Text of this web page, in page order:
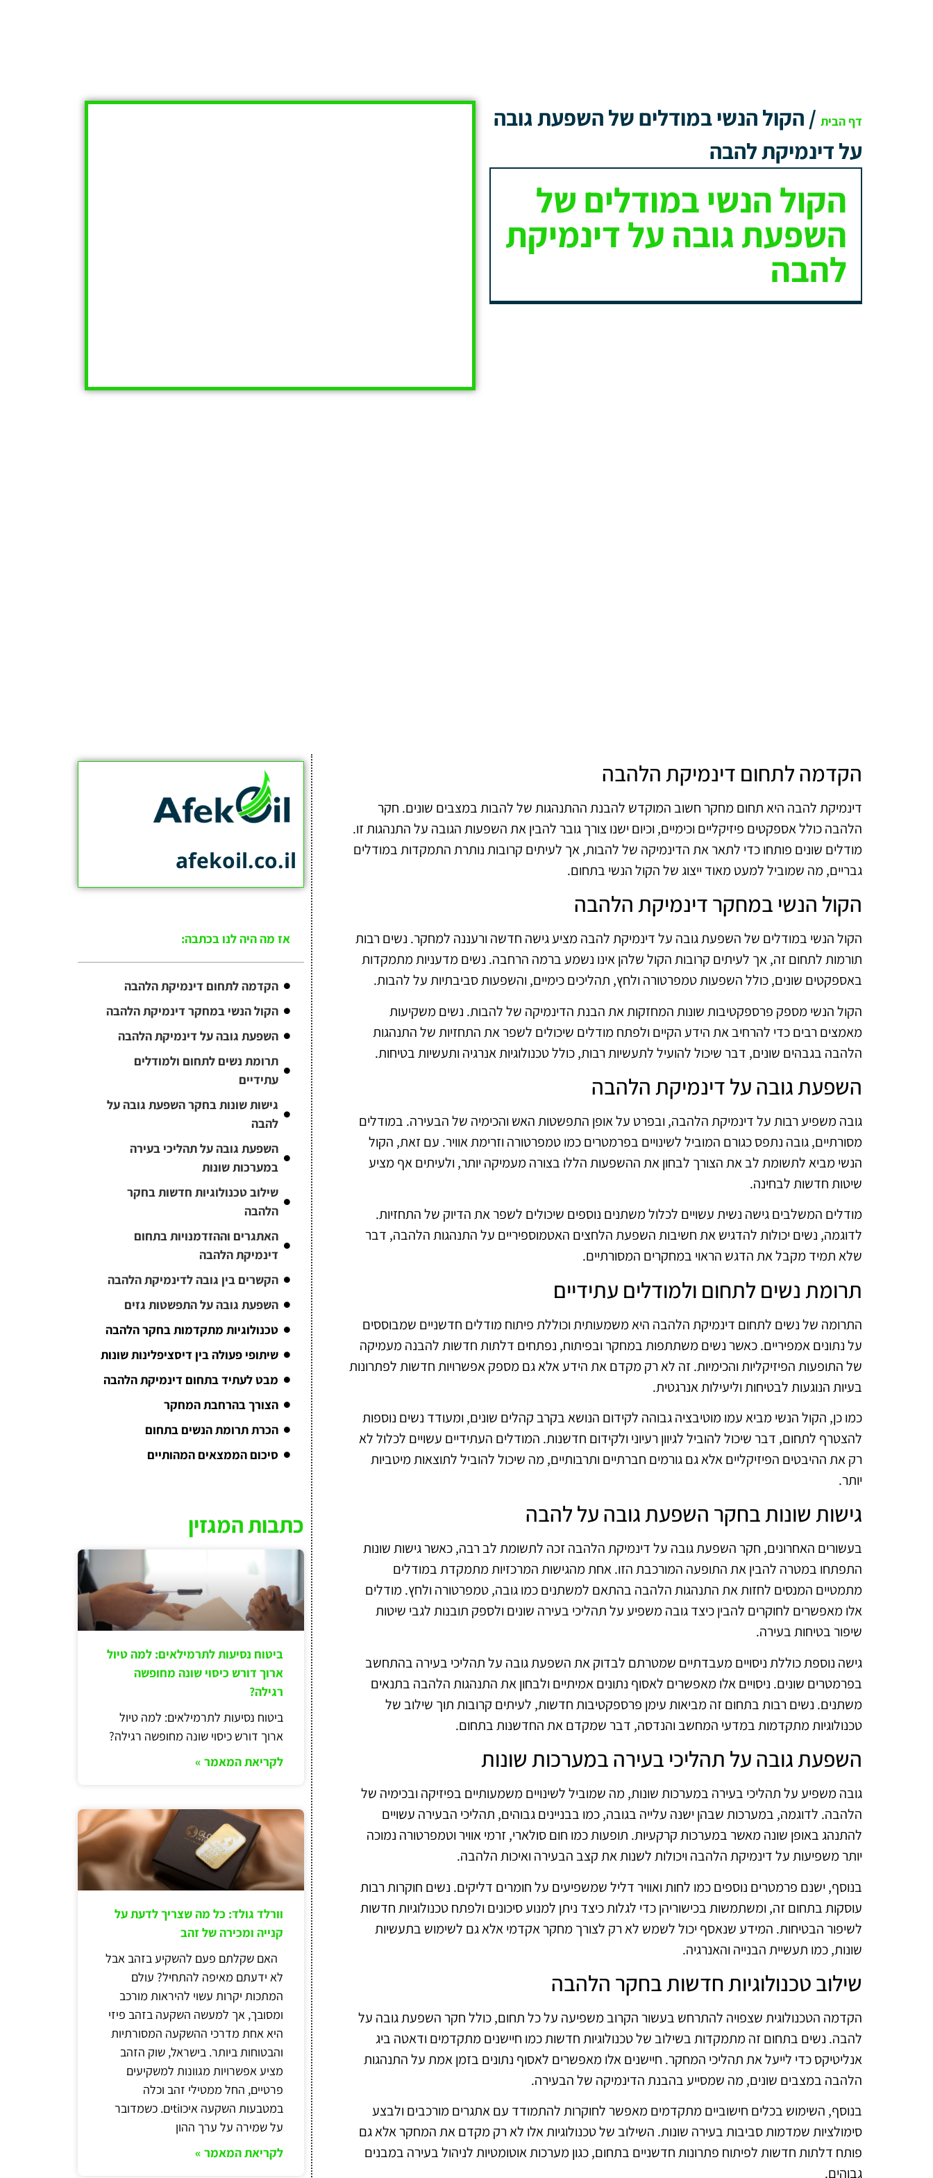
דף הבית /הקול הנשי במודלים של השפעת גובה
על דינמיקת להבה
הקול הנשי במודלים של
השפעת גובה על דינמיקת
להבה
הקדמה לתחום דינמיקת הלהבה
דינמיקת להבה היא תחום מחקר חשוב המוקדש להבנת ההתנהגות של להבות במצבים שונים. חקר
הלהבה כולל אספקטים פיזיקליים וכימיים, וכיום ישנו צורך גובר להבין את השפעות הגובה על התנהגות זו.
מודלים שונים פותחו כדי לתאר את הדינמיקה של להבות, אך לעיתים קרובות נותרת התמקדות במודלים
גבריים, מה שמוביל למעט מאוד ייצוג של הקול הנשי בתחום.
הקול הנשי במחקר דינמיקת הלהבה
הקול הנשי במודלים של השפעת גובה על דינמיקת להבה מציע גישה חדשה ורעננה למחקר. נשים רבות
תורמות לתחום זה, אך לעיתים קרובות הקול שלהן אינו נשמע ברמה הרחבה. נשים מדעניות מתמקדות
באספקטים שונים, כולל השפעות טמפרטורה ולחץ, תהליכים כימיים, והשפעות סביבתיות על להבות.
הקול הנשי מספק פרספקטיבות שונות המחזקות את הבנת הדינמיקה של להבות. נשים משקיעות
מאמצים רבים כדי להרחיב את הידע הקיים ולפתח מודלים שיכולים לשפר את התחזיות של התנהגות
הלהבה בגבהים שונים, דבר שיכול להועיל לתעשיות רבות, כולל טכנולוגיות אנרגיה ותעשיות בטיחות.
השפעת גובה על דינמיקת הלהבה
גובה משפיע רבות על דינמיקת הלהבה, ובפרט על אופן התפשטות האש והכימיה של הבעירה. במודלים
מסורתיים, גובה נתפס כגורם המוביל לשינויים בפרמטרים כמו טמפרטורה וזרימת אוויר. עם זאת, הקול
הנשי מביא לתשומת לב את הצורך לבחון את ההשפעות הללו בצורה מעמיקה יותר, ולעיתים אף מציע
שיטות חדשות לבחינה.
מודלים המשלבים גישה נשית עשויים לכלול משתנים נוספים שיכולים לשפר את הדיוק של התחזיות.
לדוגמה, נשים יכולות להדגיש את חשיבות השפעת הלחצים האטמוספיריים על התנהגות הלהבה, דבר
שלא תמיד מקבל את הדגש הראוי במחקרים המסורתיים.
תרומת נשים לתחום ולמודלים עתידיים
התרומה של נשים לתחום דינמיקת הלהבה היא משמעותית וכוללת פיתוח מודלים חדשניים שמבוססים
על נתונים אמפיריים. כאשר נשים משתתפות במחקר ובפיתוח, נפתחים דלתות חדשות להבנה מעמיקה
של התופעות הפיזיקליות והכימיות. זה לא רק מקדם את הידע אלא גם מספק אפשרויות חדשות לפתרונות
בעיות הנוגעות לבטיחות וליעילות אנרגטית.
כמו כן, הקול הנשי מביא עמו מוטיבציה גבוהה לקידום הנושא בקרב קהלים שונים, ומעודד נשים נוספות
להצטרף לתחום, דבר שיכול להוביל לגיוון רעיוני ולקידום חדשנות. המודלים העתידיים עשויים לכלול לא
רק את ההיבטים הפיזיקליים אלא גם גורמים חברתיים ותרבותיים, מה שיכול להוביל לתוצאות מיטביות
יותר.
גישות שונות בחקר השפעת גובה על להבה
בעשורים האחרונים, חקר השפעת גובה על דינמיקת הלהבה זכה לתשומת לב רבה, כאשר גישות שונות
התפתחו במטרה להבין את התופעה המורכבת הזו. אחת מהגישות המרכזיות מתמקדת במודלים
מתמטיים המנסים לחזות את התנהגות הלהבה בהתאם למשתנים כמו גובה, טמפרטורה ולחץ. מודלים
אלו מאפשרים לחוקרים להבין כיצד גובה משפיע על תהליכי בעירה שונים ולספק תובנות לגבי שיטות
שיפור בטיחות בעירה.
גישה נוספת כוללת ניסויים מעבדתיים שמטרתם לבדוק את השפעת גובה על תהליכי בעירה בהתחשב
בפרמטרים שונים. ניסויים אלו מאפשרים לאסוף נתונים אמיתיים ולבחון את התנהגות הלהבה בתנאים
משתנים. נשים רבות בתחום זה מביאות עימן פרספקטיבות חדשות, לעיתים קרובות תוך שילוב של
טכנולוגיות מתקדמות במדעי המחשב והנדסה, דבר שמקדם את החדשנות בתחום.
השפעת גובה על תהליכי בעירה במערכות שונות
גובה משפיע על תהליכי בעירה במערכות שונות, מה שמוביל לשינויים משמעותיים בפיזיקה ובכימיה של
הלהבה. לדוגמה, במערכות שבהן ישנה עלייה בגובה, כמו בבניינים גבוהים, תהליכי הבעירה עשויים
להתנהג באופן שונה מאשר במערכות קרקעיות. תופעות כמו חום סולארי, זרמי אוויר וטמפרטורה נמוכה
יותר משפיעות על דינמיקת הלהבה ויכולות לשנות את קצב הבעירה ואיכות הלהבה.
בנוסף, ישנם פרמטרים נוספים כמו לחות ואוויר דליל שמשפיעים על חומרים דליקים. נשים חוקרות רבות
עוסקות בתחום זה, ומשתמשות בכישוריהן כדי לגלות כיצד ניתן למנוע סיכונים ולפתח טכנולוגיות חדשות
לשיפור הבטיחות. המידע שנאסף יכול לשמש לא רק לצורך מחקר אקדמי אלא גם לשימוש בתעשיות
שונות, כמו תעשיית הבנייה והאנרגיה.
שילוב טכנולוגיות חדשות בחקר הלהבה
הקדמה הטכנולוגית שצפויה להתרחש בעשור הקרוב משפיעה על כל תחום, כולל חקר השפעת גובה על
להבה. נשים בתחום זה מתמקדות בשילוב של טכנולוגיות חדשות כמו חיישנים מתקדמים ודאטה ביג
אנליטיקס כדי לייעל את תהליכי המחקר. חיישנים אלו מאפשרים לאסוף נתונים בזמן אמת על התנהגות
הלהבה במצבים שונים, מה שמסייע בהבנת הדינמיקה של הבעירה.
בנוסף, השימוש בכלים חישוביים מתקדמים מאפשר לחוקרות להתמודד עם אתגרים מורכבים ולבצע
סימולציות שמדמות סביבות בעירה שונות. השילוב של טכנולוגיות אלו לא רק מקדם את המחקר אלא גם
פותח דלתות חדשות לפיתוח פתרונות חדשניים בתחום, כגון מערכות אוטומטיות לניהול בעירה במבנים
גבוהים.
afekoil.co.il
אז מה היה לנו בכתבה:
הקדמה לתחום דינמיקת הלהבה
הקול הנשי במחקר דינמיקת הלהבה
השפעת גובה על דינמיקת הלהבה
תרומת נשים לתחום ולמודלים
עתידיים
גישות שונות בחקר השפעת גובה על
להבה
השפעת גובה על תהליכי בעירה
במערכות שונות
שילוב טכנולוגיות חדשות בחקר
הלהבה
האתגרים וההזדמנויות בתחום
דינמיקת הלהבה
הקשרים בין גובה לדינמיקת הלהבה
השפעת גובה על התפשטות גזים
טכנולוגיות מתקדמות בחקר הלהבה
שיתופי פעולה בין דיסציפלינות שונות
מבט לעתיד בתחום דינמיקת הלהבה
הצורך בהרחבת המחקר
הכרת תרומת הנשים בתחום
סיכום הממצאים המהותיים
כתבות המגזין
ביטוח נסיעות לתרמילאים: למה טיול
ארוך דורש כיסוי שונה מחופשה
רגילה?
ביטוח נסיעות לתרמילאים: למה טיול
ארוך דורש כיסוי שונה מחופשה רגילה?
לקריאת המאמר »
וורלד גולד: כל מה שצריך לדעת על
קנייה ומכירה של זהב
האם שקלתם פעם להשקיע בזהב אבל
לא ידעתם מאיפה להתחיל? עולם
המתכות יקרות עשוי להיראות מורכב
ומסובך, אך למעשה השקעה בזהב פיזי
היא אחת מדרכי ההשקעה המסורתיות
והבטוחות ביותר. בישראל, שוק הזהב
מציע אפשרויות מגוונות למשקיעים
פרטיים, החל ממטילי זהב וכלה
במטבעות השקעה איכוtiים. כשמדובר
על שמירה על ערך ההון
לקריאת המאמר »